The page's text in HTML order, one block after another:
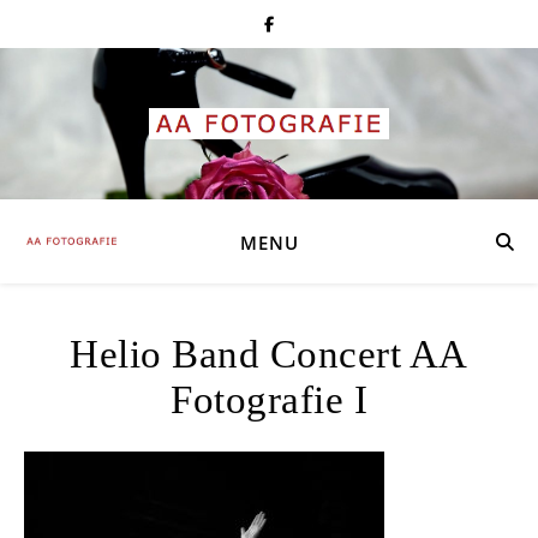
MENU
Helio Band Concert AA
Fotografie I